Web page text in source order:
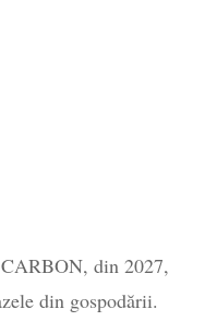
din 2027,
din gospodării.